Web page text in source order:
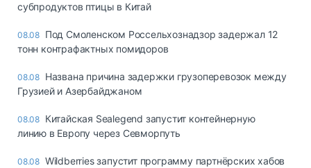
субпродуктов птицы в Китай
08.08 Под Смоленском Россельхознадзор задержал 12
тонн контрафактных помидоров
08.08 Названа причина задержки грузоперевозок между
Грузией и Азербайджаном
08.08 Китайская Sealegend запустит контейнерную
линию в Европу через Севморпуть
08.08 Wildberries запустит программу партнёрских хабов